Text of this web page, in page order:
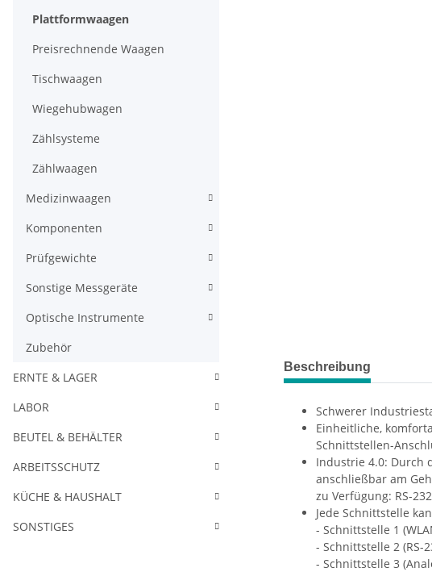
Beschreibung
Schwerer
Einheitliche,
Schnittstellen-
Industrie 4.0: Durch
anschließbar am
zu Verfügung: RS-
Jede Schnittstelle
- Schnittstelle 1
- Schnittstelle 2 (RS-
- Schnittstelle 3
Plattformwaagen
Preisrechnende Waagen
Tischwaagen
Wiegehubwagen
Zählsysteme
Zählwaagen
Medizinwaagen
Komponenten
Prüfgewichte
Sonstige Messgeräte
Optische Instrumente
Zubehör
ERNTE & LAGER
LABOR
BEUTEL & BEHÄLTER
ARBEITSSCHUTZ
KÜCHE & HAUSHALT
SONSTIGES